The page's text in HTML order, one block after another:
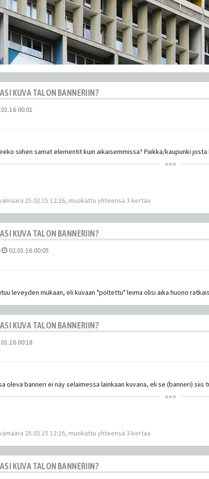
KUVA TALON BANNERIIN?
00:01
siihen samat elementit kuin aikaisemmissa? Paikka/kaupunki josta
25.02.15 12:26, muokattu yhteensä 3 kertaa
KUVA TALON BANNERIIN?
02.01.16 00:05
leveyden mukaan, eli kuvaan "poltettu" leima olisi aika huono
KUVA TALON BANNERIIN?
00:18
oleva banneri ei näy selaimessa lainkaan kuvana, eli se (banneri)
25.02.15 12:26, muokattu yhteensä 3 kertaa
KUVA TALON BANNERIIN?